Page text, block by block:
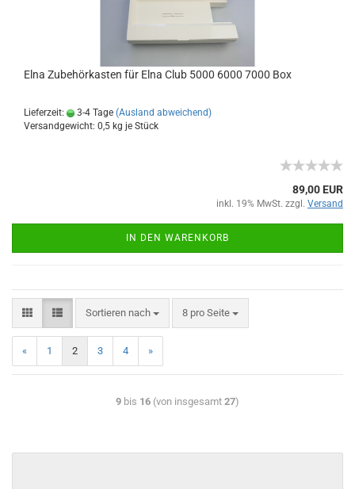
Elna Zubehörkasten für Elna Club 5000 6000 7000 Box
Lieferzeit: 3-4 Tage (Ausland abweichend)
Versandgewicht: 0,5 kg je Stück
89,00 EUR
inkl. 19% MwSt. zzgl. Versand
IN DEN WARENKORB
Sortieren nach 8 pro Seite
« 1 2 3 4 »
9 bis 16 (von insgesamt 27)